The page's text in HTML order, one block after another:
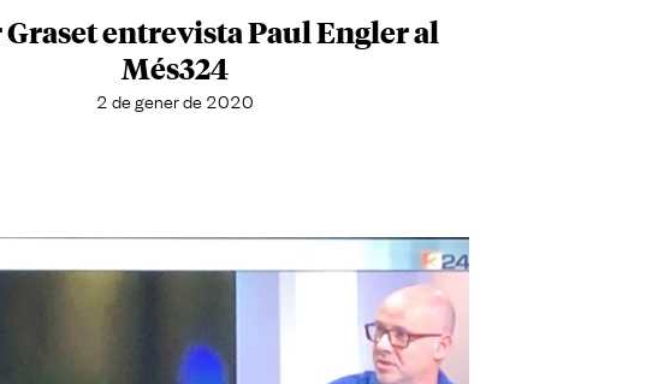
entrevista Paul Engler al
Més324
2 de gener de 2020